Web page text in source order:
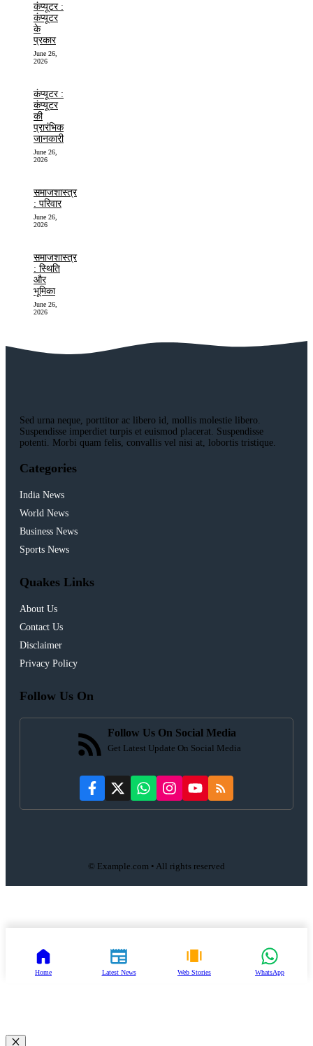
कंप्यूटर :
कंप्यूटर
के
प्रकार
June 26,
2026
कंप्यूटर :
कंप्यूटर
की
प्रारंभिक
जानकारी
June 26,
2026
समाजशास्त्र
: परिवार
June 26,
2026
समाजशास्त्र
: स्थिति
और
भूमिका
June 26,
2026
Sed urna neque, porttitor ac libero id, mollis molestie libero.
Suspendisse imperdiet turpis et euismod placerat. Suspendisse
potenti. Morbi quam felis, convallis vel nisi at, lobortis tristique.
Categories
India News
World News
Business News
Sports News
Quakes Links
About Us
Contact Us
Disclaimer
Privacy Policy
Follow Us On
Follow Us On Social Media
Get Latest Update On Social Media
© Example.com • All rights reserved
Home Latest News Web Stories WhatsApp